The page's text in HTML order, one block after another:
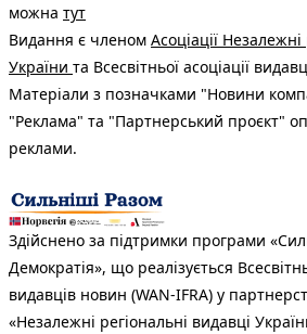
можна тут
Видання є членом Асоціації
України та Всесвітньої асоціації
Матеріали з позначками "Новини
"Реклама" та "Партнерський проєкт"
реклами.
Здійснено за підтримки програми
Демократія», що реалізується
видавців новин (WAN-IFRA) у
«Незалежні регіональні видавці